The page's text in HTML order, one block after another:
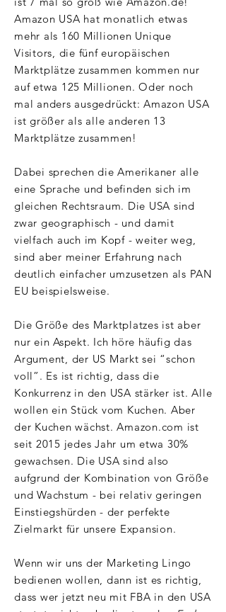
Amazon USA hat monatlich etwas
mehr als 160 Millionen Unique
Visitors, die fünf europäischen
Marktplätze zusammen kommen nur
auf etwa 125 Millionen. Oder noch
mal anders ausgedrückt: Amazon USA
ist größer als alle anderen 13
Marktplätze zusammen!
Dabei sprechen die Amerikaner alle
eine Sprache und befinden sich im
gleichen Rechtsraum. Die USA sind
zwar geographisch - und damit
vielfach auch im Kopf - weiter weg,
sind aber meiner Erfahrung nach
deutlich einfacher umzusetzen als PAN
EU beispielsweise.
Die Größe des Marktplatzes ist aber
nur ein Aspekt. Ich höre häufig das
Argument, der US Markt sei “schon
voll”. Es ist richtig, dass die
Konkurrenz in den USA stärker ist. Alle
wollen ein Stück vom Kuchen. Aber
der Kuchen wächst. Amazon.com ist
seit 2015 jedes Jahr um etwa 30%
gewachsen. Die USA sind also
aufgrund der Kombination von Größe
und Wachstum - bei relativ geringen
Einstiegshürden - der perfekte
Zielmarkt für unsere Expansion.
Wenn wir uns der Marketing Lingo
bedienen wollen, dann ist es richtig,
dass wer jetzt neu mit FBA in den USA